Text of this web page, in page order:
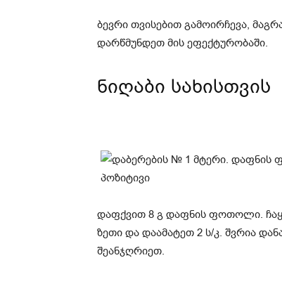
ბევრი თვისებით გამოირჩევა,
დარწმუნდეთ მის ეფექტურობაში.
ნიღაბი სახისთვის
დაფქვით 8 გ დაფნის ფოთოლი.
ზეთი და დაამატეთ 2 ს/კ. შვრია
შეანჯღრიეთ.